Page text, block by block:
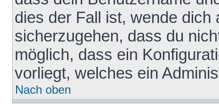
dies der Fall ist, wende dich
sicherzugehen, dass du
möglich, dass ein
vorliegt, welches ein
Nach oben